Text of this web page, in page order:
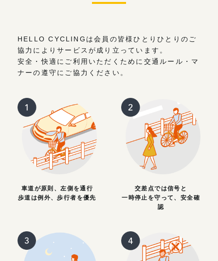
HELLO CYCLINGは会員の皆様ひとりひとりのご
協力によりサービスが成り立っています。
安全・快適にご利用いただくために交通ルール・マ
ナーの遵守にご協力ください。
車道が原則、左側を通行
歩道は例外、歩行者を優先
交差点では信号と
一時停止を守って、安全確
認